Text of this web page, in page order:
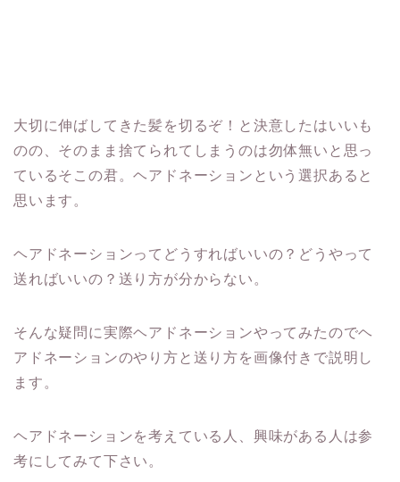
大切に伸ばしてきた髪を切るぞ！と決意したはいいも
のの、そのまま捨てられてしまうのは勿体無いと思っ
ているそこの君。ヘアドネーションという選択あると
思います。
ヘアドネーションってどうすればいいの？どうやって
送ればいいの？送り方が分からない。
そんな疑問に実際ヘアドネーションやってみたのでヘ
アドネーションのやり方と送り方を画像付きで説明し
ます。
ヘアドネーションを考えている人、興味がある人は参
考にしてみて下さい。